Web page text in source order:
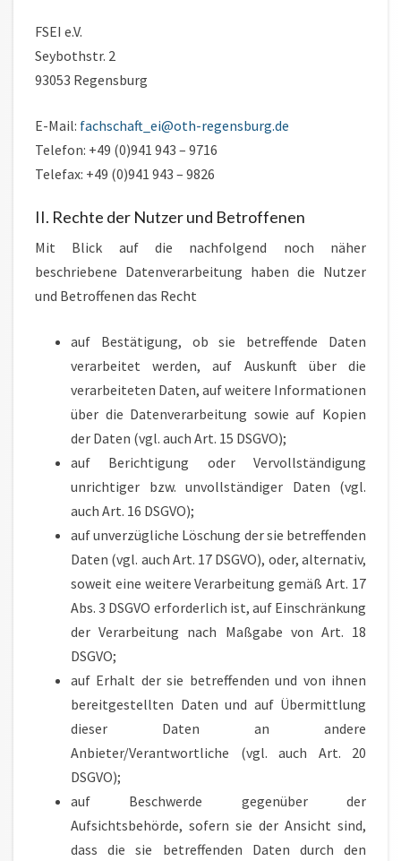
FSEI e.V.
Seybothstr. 2
93053 Regensburg
E-Mail: fachschaft_ei@oth-regensburg.de
Telefon: +49 (0)941 943 – 9716
Telefax: +49 (0)941 943 – 9826
II. Rechte der Nutzer und Betroffenen
Mit Blick auf die nachfolgend noch näher
beschriebene Datenverarbeitung haben die Nutzer
und Betroffenen das Recht
auf Bestätigung, ob sie betreffende Daten
verarbeitet werden, auf Auskunft über die
verarbeiteten Daten, auf weitere Informationen
über die Datenverarbeitung sowie auf Kopien
der Daten (vgl. auch Art. 15 DSGVO);
auf Berichtigung oder Vervollständigung
unrichtiger bzw. unvollständiger Daten (vgl.
auch Art. 16 DSGVO);
auf unverzügliche Löschung der sie betreffenden
Daten (vgl. auch Art. 17 DSGVO), oder, alternativ,
soweit eine weitere Verarbeitung gemäß Art. 17
Abs. 3 DSGVO erforderlich ist, auf Einschränkung
der Verarbeitung nach Maßgabe von Art. 18
DSGVO;
auf Erhalt der sie betreffenden und von ihnen
bereitgestellten Daten und auf Übermittlung
dieser Daten an andere
Anbieter/Verantwortliche (vgl. auch Art. 20
DSGVO);
auf Beschwerde gegenüber der
Aufsichtsbehörde, sofern sie der Ansicht sind,
dass die sie betreffenden Daten durch den